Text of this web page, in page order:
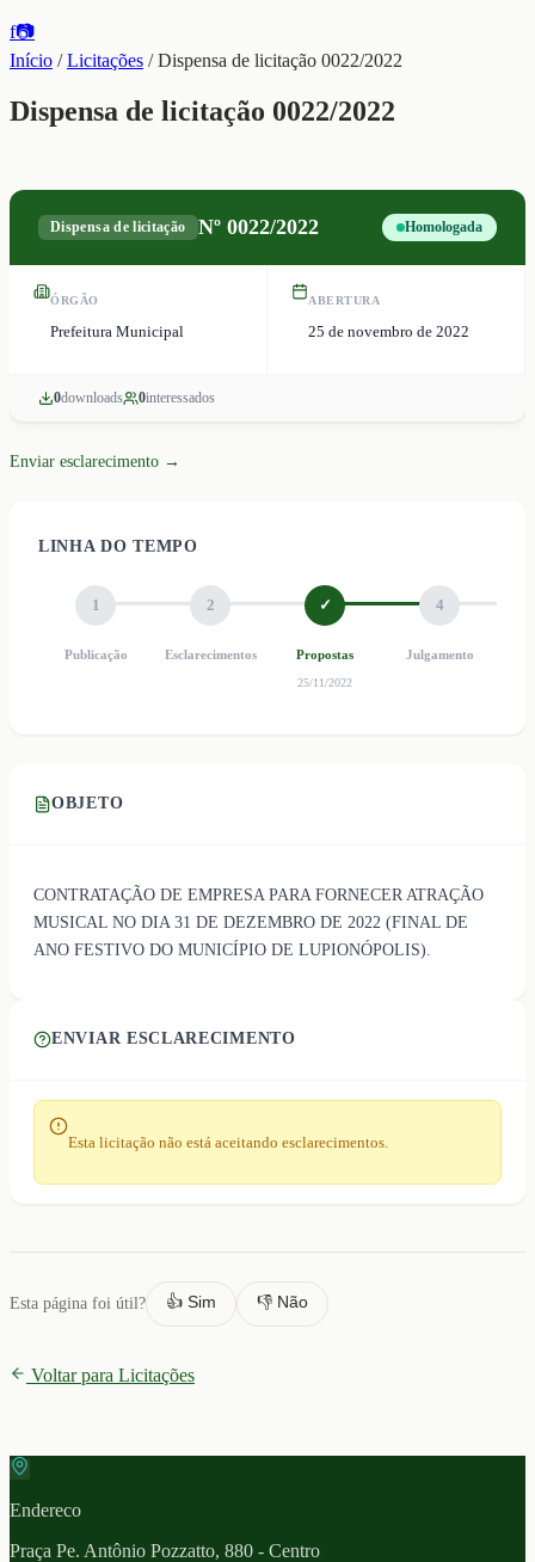
f📷
Início /Licitações /Dispensa de licitação 0022/2022
Dispensa de licitação 0022/2022
Dispensa de licitação Nº 0022/2022 Homologada
ÓRGÃO
Prefeitura Municipal
ABERTURA
25 de novembro de 2022
0downloads 0interessados
Enviar esclarecimento →
LINHA DO TEMPO
1
Publicação
2
Esclarecimentos
✓
Propostas
25/11/2022
4
Julgamento
OBJETO
CONTRATAÇÃO DE EMPRESA PARA FORNECER ATRAÇÃO
MUSICAL NO DIA 31 DE DEZEMBRO DE 2022 (FINAL DE
ANO FESTIVO DO MUNICÍPIO DE LUPIONÓPOLIS).
ENVIAR ESCLARECIMENTO
Esta licitação não está aceitando esclarecimentos.
Esta página foi útil? 👍 Sim 👎 Não
Voltar para Licitações
Endereco
Praça Pe. Antônio Pozzatto, 880 - Centro